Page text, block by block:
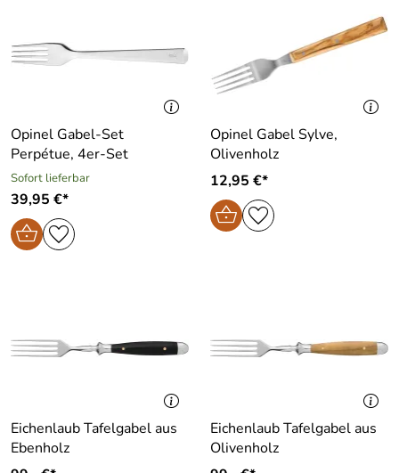
Opinel Gabel-Set
Perpétue, 4er-Set
Sofort lieferbar
39,95 €*
Opinel Gabel Sylve,
Olivenholz
12,95 €*
Eichenlaub Tafelgabel aus
Ebenholz
Eichenlaub Tafelgabel aus
Olivenholz